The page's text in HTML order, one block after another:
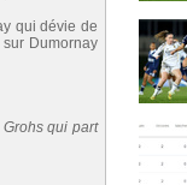
qui dévie de
Dumornay
qui part